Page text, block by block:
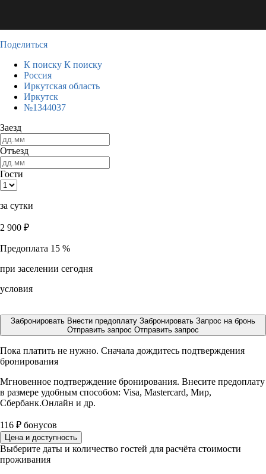
Поделиться
К поиску К поиску
Россия
Иркутская область
Иркутск
№1344037
Заезд
Отъезд
Гости
за сутки
2 900 ₽
Предоплата 15 %
при заселении сегодня
условия
Забронировать Внести предоплату Забронировать Запрос на бронь
Отправить запрос Отправить запрос
Пока платить не нужно. Сначала дождитесь подтверждения
бронирования
Мгновенное подтверждение бронирования. Внесите предоплату
в размере удобным способом: Visa, Mastercard, Мир,
Сбербанк.Онлайн и др.
116 ₽ бонусов
Цена и доступность
Выберите даты и количество гостей для расчёта стоимости
проживания